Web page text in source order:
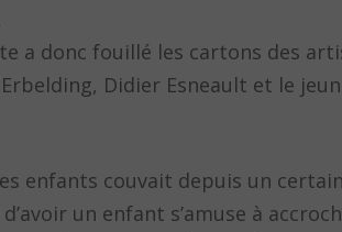
a donc fouillé les cartons des
Didier Esneault et le
enfants couvait depuis un
un enfant s’amuse à